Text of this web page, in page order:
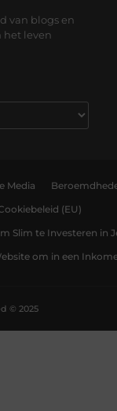
van blogs en
het leven
Media
(EU)
Slim te Investeren in
om in een
© 2025